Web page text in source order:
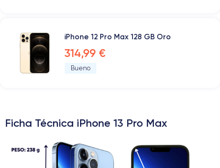
iPhone 12 Pro Max 128 GB Oro
314,99 €
Bueno
Ficha Técnica iPhone 13 Pro Max